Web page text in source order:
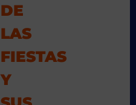
DE
LAS
FIESTAS
Y